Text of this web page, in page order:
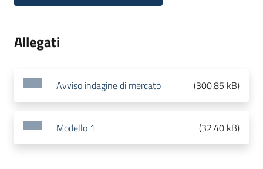
Allegati
Avviso indagine di mercato (300.85 kB)
Modello 1 (32.40 kB)